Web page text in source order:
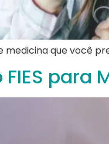
que você
para